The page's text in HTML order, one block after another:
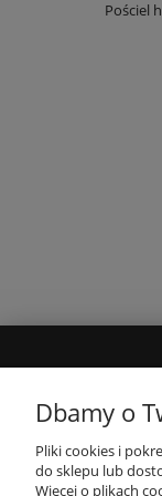
Pościel
MOJE
Twoje
Dbamy o
Pliki cookies i
do sklepu lub
Więcej o plikach